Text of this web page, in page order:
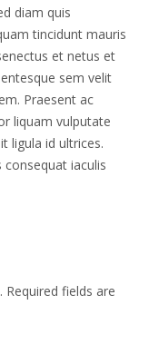
diam quis
tincidunt mauris
et netus et
sem velit
Praesent ac
liquam vulputate
ligula id ultrices.
iaculis
Required fields are